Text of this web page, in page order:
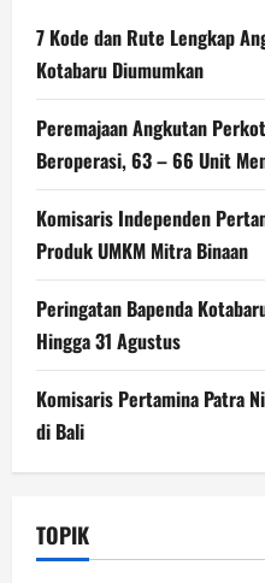
7 Kode dan Rute Lengkap
Kotabaru Diumumkan
Peremajaan Angkutan
Beroperasi, 63 – 66 Unit
Komisaris Independen
Produk UMKM Mitra Binaan
Peringatan Bapenda
Hingga 31 Agustus
Komisaris Pertamina Patra
di Bali
TOPIK